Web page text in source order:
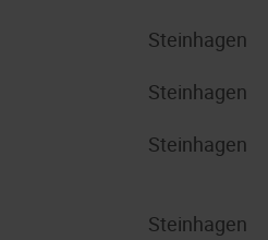
Steinhagen
Steinhagen
Steinhagen
Steinhagen